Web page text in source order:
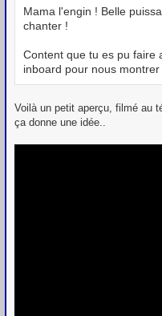
Mama l'engin ! Belle
chanter !
Content que tu es pu faire
inboard pour nous montrer
Voilà un petit aperçu, filmé au
ça donne une idée..